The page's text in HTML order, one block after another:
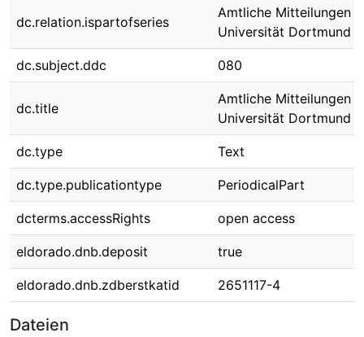
dc.relation.ispartofseries
Amtliche Mitteilungen
Universität Dortmund ;
dc.subject.ddc 080
dc.title
Amtliche Mitteilungen
Universität Dortmund
dc.type Text
dc.type.publicationtype PeriodicalPart
dcterms.accessRights open access
eldorado.dnb.deposit true
eldorado.dnb.zdberstkatid 2651117-4
Dateien